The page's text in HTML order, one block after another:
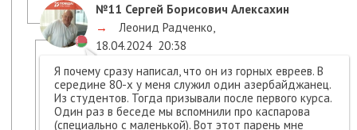
№11 Сергей Борисович Алексахин
→
Леонид Радченко,
18.04.2024 20:38
Я почему сразу написал, что он из горных евреев. В
середине 80-х у меня служил один азербайджанец.
Из студентов. Тогда призывали после первого курса.
Один раз в беседе мы вспомнили про каспарова
(специально с маленькой). Вот этот парень мне